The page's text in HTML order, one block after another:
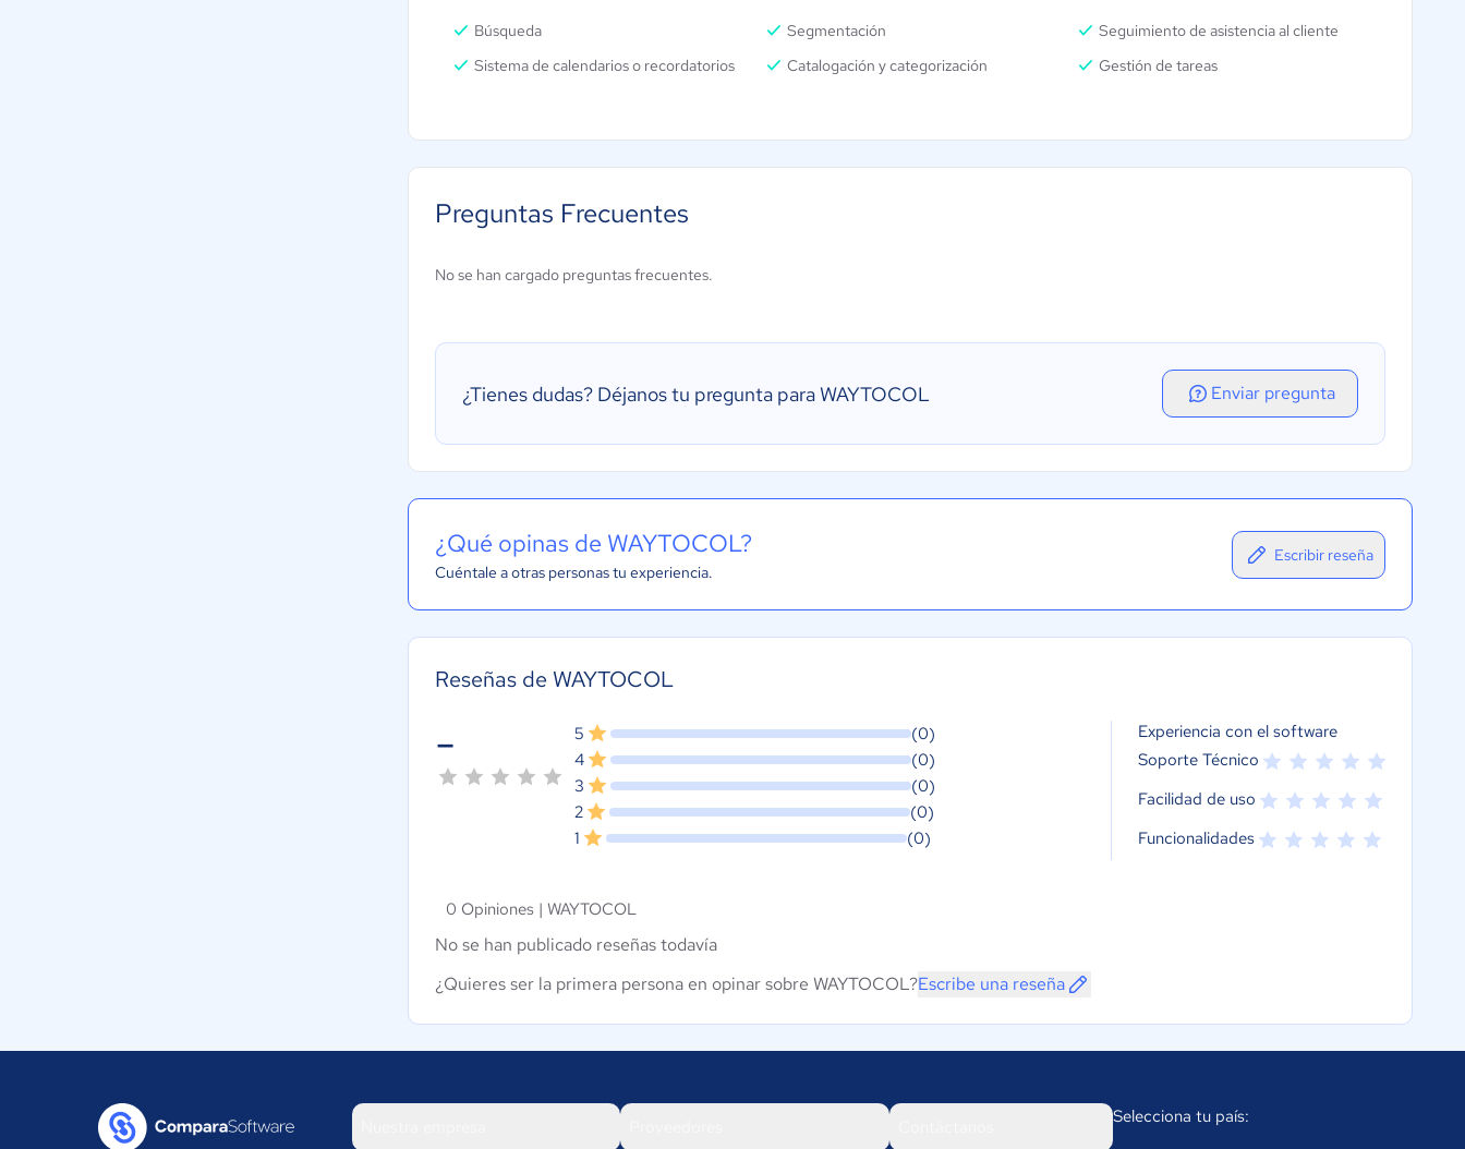
Búsqueda Segmentación
Seguimiento de asistencia al cliente
Sistema de calendarios o recordatorios
Catalogación y categorización Gestión de tareas
Preguntas Frecuentes
No se han cargado preguntas frecuentes.
¿Tienes dudas? Déjanos tu pregunta para WAYTOCOL Enviar pregunta
¿Qué opinas de WAYTOCOL?
Cuéntale a otras personas tu experiencia.
Escribir reseña
Reseñas de WAYTOCOL
- 5
(0)
4
(0)
3
(0)
2
(0)
1
(0)
Experiencia con el software
Soporte Técnico
Facilidad de uso
Funcionalidades
0 Opiniones | WAYTOCOL
No se han publicado reseñas todavía
¿Quieres ser la primera persona en opinar sobre WAYTOCOL?Escribe una reseña
Selecciona tu país: